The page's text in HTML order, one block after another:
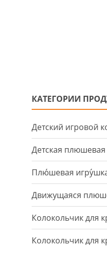
КАТЕГОРИИ
Детский игровой
Детская
Плю́шевая
Движущаяся
Колокольчик для
Колокольчик для